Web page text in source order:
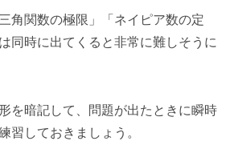
角関数の極限」「ネイピア数の定
同時に出てくると非常に難しそうに
を暗記して、問題が出たときに瞬時
習しておきましょう。